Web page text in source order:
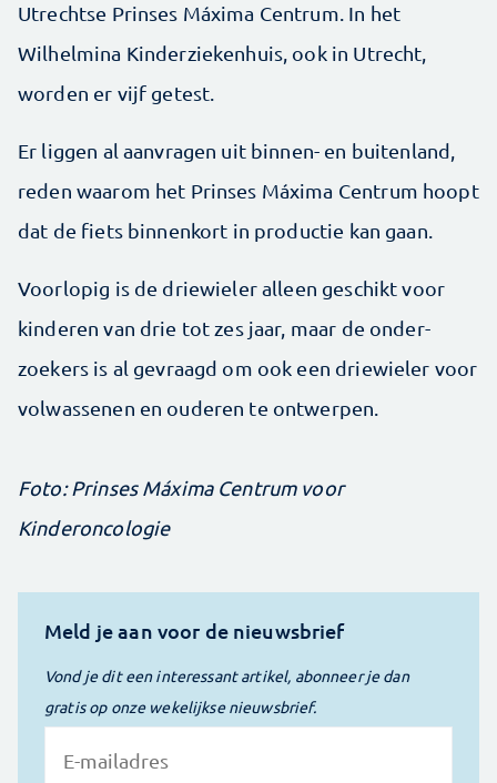
Utrechtse Prinses Máxima Centrum. In het
Wilhelmina Kinderziekenhuis, ook in Utrecht,
worden er vijf getest.
Er liggen al aanvragen uit binnen- en buitenland,
reden waarom het Prinses Máxima Centrum hoopt
dat de fiets binnenkort in productie kan gaan.
Voorlopig is de driewieler alleen geschikt voor
kinderen van drie tot zes jaar, maar de onder­
zoekers is al gevraagd om ook een driewieler voor
volwassenen en ouderen te ontwerpen.
Foto: Prinses Máxima Centrum voor
Kinderoncologie
Meld je aan voor de nieuwsbrief
Vond je dit een interessant artikel, abonneer je dan
gratis op onze wekelijkse nieuwsbrief.